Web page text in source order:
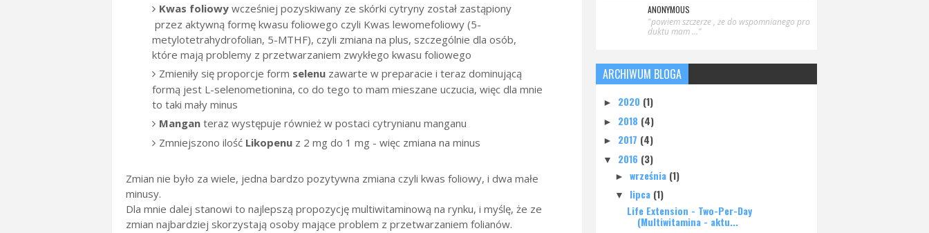
Kwas foliowywcześniej pozyskiwany ze skórki cytryny został zastąpiony
przez aktywną formę kwasu foliowego czyli Kwas lewomefoliowy (5-
metylotetrahydrofolian, 5-MTHF), czyli zmiana na plus, szczególnie dla osób,
które mają problemy z przetwarzaniem zwykłego kwasu foliowego
Zmieniły się proporcje form selenu zawarte w preparacie i teraz dominującą
formą jest L-selenometionina, co do tego to mam mieszane uczucia, więc dla mnie
to taki mały minus
Manganteraz występuje również w postaci cytrynianu manganu
Zmniejszono ilość Likopenu z 2 mg do 1 mg - więc zmiana na minus
Zmian nie było za wiele, jedna bardzo pozytywna zmiana czyli kwas foliowy, i dwa małe
minusy.
Dla mnie dalej stanowi to najlepszą propozycję multiwitaminową na rynku, i myślę, że ze
zmian najbardziej skorzystają osoby mające problem z przetwarzaniem folianów.
ANONYMOUS
"powiem szczerze , że do wspomnianego pro
duktu mam ..."
ARCHIWUM BLOGA
► 2020 (1)
► 2018 (4)
► 2017 (4)
▼ 2016 (3)
► września (1)
▼ lipca (1)
Life Extension - Two-Per-Day
(Multiwitamina - aktu...